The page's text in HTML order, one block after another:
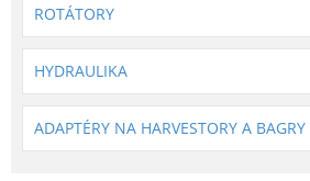
ROTÁTORY
HYDRAULIKA
ADAPTÉRY NA HARVESTORY A BAGRY